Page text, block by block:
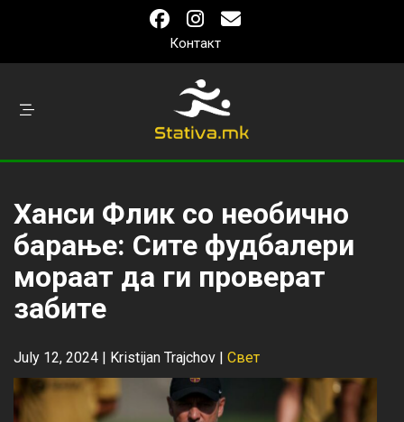
Контакт
Ханси Флик со необично
барање: Сите фудбалери
мораат да ги проверат
забите
July 12, 2024 | Kristijan Trajchov | Свет